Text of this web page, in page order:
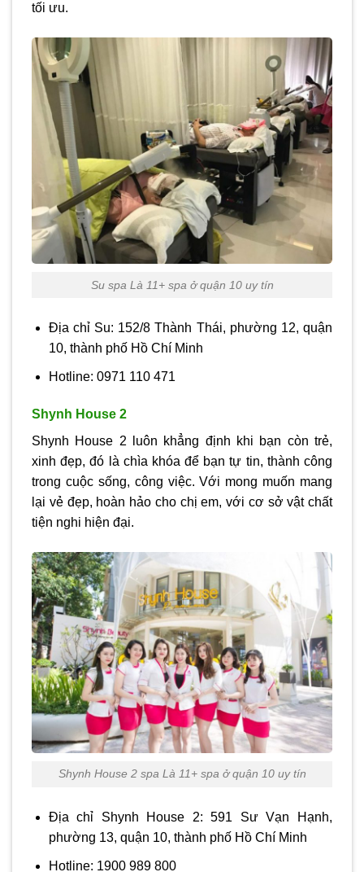
tối ưu.
Su spa Là 11+ spa ở quận 10 uy tín
Địa chỉ Su: 152/8 Thành Thái, phường 12, quận
10, thành phố Hồ Chí Minh
Hotline: 0971 110 471
Shynh House 2
Shynh House 2 luôn khẳng định khi bạn còn trẻ,
xinh đẹp, đó là chìa khóa để bạn tự tin, thành công
trong cuộc sống, công việc. Với mong muốn mang
lại vẻ đẹp, hoàn hảo cho chị em, với cơ sở vật chất
tiện nghi hiện đại.
Shynh House 2 spa Là 11+ spa ở quận 10 uy tín
Địa chỉ Shynh House 2: 591 Sư Vạn Hạnh,
phường 13, quận 10, thành phố Hồ Chí Minh
Hotline: 1900 989 800